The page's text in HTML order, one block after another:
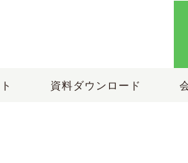
資料ダウンロード